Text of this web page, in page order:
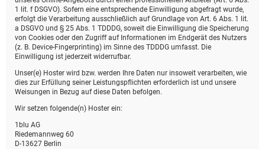
1 lit. f DSGVO). Sofern eine entsprechende Einwilligung abgefragt wurde,
erfolgt die Verarbeitung ausschließlich auf Grundlage von Art. 6 Abs. 1 lit.
a DSGVO und § 25 Abs. 1 TDDDG, soweit die Einwilligung die Speicherung
von Cookies oder den Zugriff auf Informationen im Endgerät des Nutzers
(z. B. Device-Fingerprinting) im Sinne des TDDDG umfasst. Die
Einwilligung ist jederzeit widerrufbar.
Unser(e) Hoster wird bzw. werden Ihre Daten nur insoweit verarbeiten, wie
dies zur Erfüllung seiner Leistungspflichten erforderlich ist und unsere
Weisungen in Bezug auf diese Daten befolgen.
Wir setzen folgende(n) Hoster ein:
1blu AG
Riedemannweg 60
D-13627 Berlin